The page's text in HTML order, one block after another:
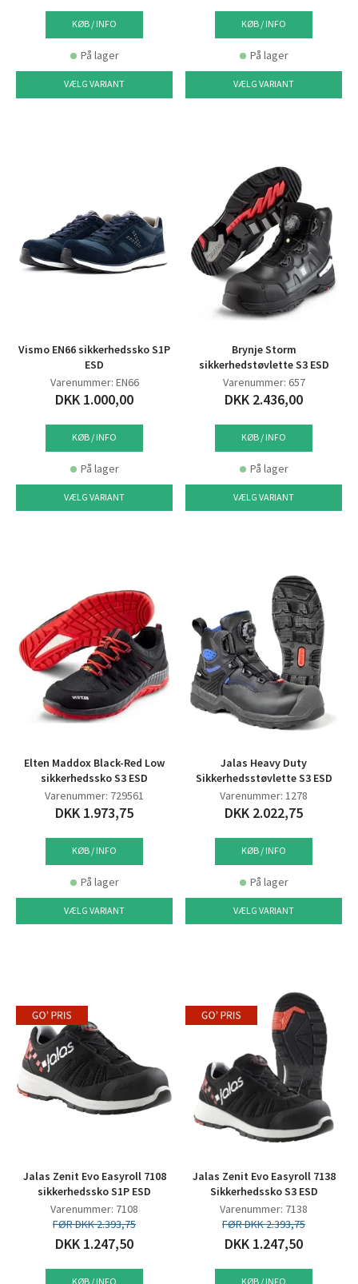
KØB / INFO
På lager
VÆLG VARIANT
KØB / INFO
På lager
VÆLG VARIANT
Vismo EN66 sikkerhedssko S1P
ESD
Varenummer: EN66
DKK 1.000,00
KØB / INFO
På lager
VÆLG VARIANT
Brynje Storm
sikkerhedstøvlette S3 ESD
Varenummer: 657
DKK 2.436,00
KØB / INFO
På lager
VÆLG VARIANT
Elten Maddox Black-Red Low
sikkerhedssko S3 ESD
Varenummer: 729561
DKK 1.973,75
KØB / INFO
På lager
VÆLG VARIANT
Jalas Heavy Duty
Sikkerhedsstøvlette S3 ESD
Varenummer: 1278
DKK 2.022,75
KØB / INFO
På lager
VÆLG VARIANT
Jalas Zenit Evo Easyroll 7108
sikkerhedssko S1P ESD
Varenummer: 7108
FØR DKK 2.393,75
DKK 1.247,50
Jalas Zenit Evo Easyroll 7138
Sikkerhedssko S3 ESD
Varenummer: 7138
FØR DKK 2.393,75
DKK 1.247,50